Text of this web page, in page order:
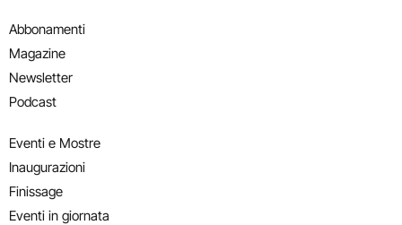
Abbonamenti
Magazine
Newsletter
Podcast
Eventi e Mostre
Inaugurazioni
Finissage
Eventi in giornata